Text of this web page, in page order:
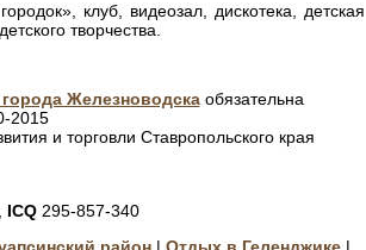
клуб, видеозал, дискотека, детская
творчества.
города Железноводскаобязательна
2015
и торговли Ставропольского края
ICQ295-857-340